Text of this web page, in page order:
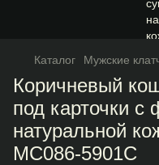
Каталог Мужские
Коричневый
под карточки с
натуральной
MC086-5901С